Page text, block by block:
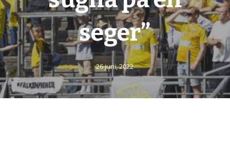
seger”
26 juni, 2022